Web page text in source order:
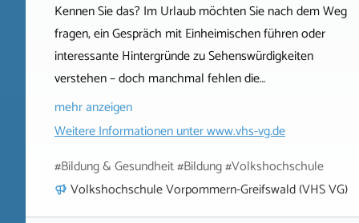
Kennen Sie das? Im Urlaub möchten Sie nach dem Weg
fragen, ein Gespräch mit Einheimischen führen oder
interessante Hintergründe zu Sehenswürdigkeiten
verstehen – doch manchmal fehlen die…
mehr anzeigen
Weitere Informationen unterwww.vhs-vg.de
#Bildung & Gesundheit #Bildung #Volkshochschule
Volkshochschule Vorpommern-Greifswald (VHS VG)